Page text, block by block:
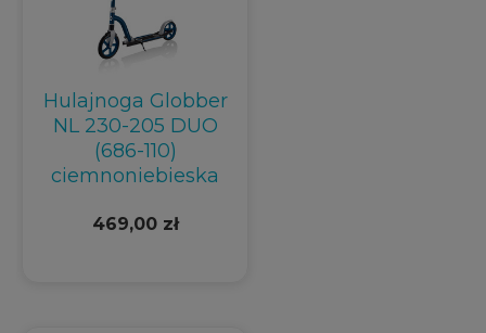
Hulajnoga Globber
NL 230-205 DUO
(686-110)
ciemnoniebieska
469,00 zł